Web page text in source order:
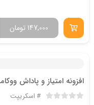
تومان147,000
اسکریپت